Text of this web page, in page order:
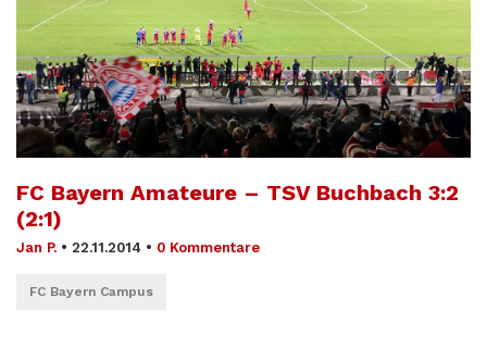
FC Bayern Amateure – TSV Buchbach 3:2
(2:1)
Jan P. • 22.11.2014 • 0 Kommentare
FC Bayern Campus